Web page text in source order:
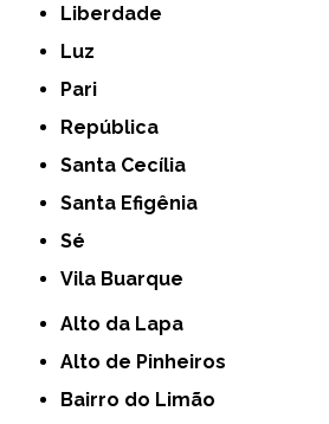
Liberdade
Luz
Pari
República
Santa Cecília
Santa Efigênia
Sé
Vila Buarque
Alto da Lapa
Alto de Pinheiros
Bairro do Limão